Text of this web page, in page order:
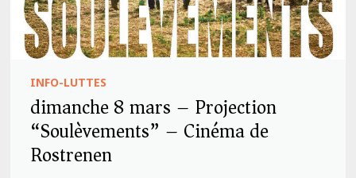
INFO-LUTTES
dimanche 8 mars – Projection
“Soulèvements” – Cinéma de
Rostrenen